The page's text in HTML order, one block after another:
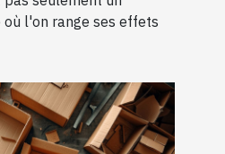
l'on range ses effets